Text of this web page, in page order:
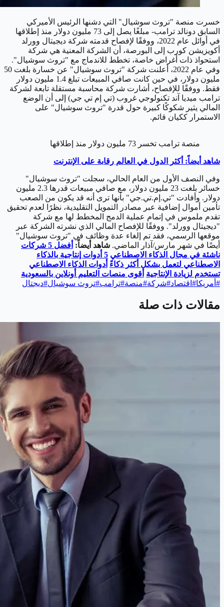
خسرت منصة "تروث سوشيال" التي دشنها الرئيس الأميركي
السابق دونالد ترامب- مبلغًا يصل إلى 73 مليون دولار منذ إطلاقها
في أوائل عام 2022، ووفقًا لإفصاح قدمته شركة ديجيتال وورلد
أكويزيشن كورب إلى البورصة، أن الشركة المعنية هي شركة
استحواذ ذات أغراض خاصة، تخطط للاندماج مع "تروث سوشيال".
وفي عام 2022، أعلنت شركة "تروث سوشيال" عن خسارة بلغت 50
مليون دولار، في حين كانت صافي المبيعات تبلغ 1.4 مليون دولار
فقط. ووفقًا للإفصاح، أشارت شركة محاسبة مستقلة تابعة لشركة
ترامب ميديا آند تكنولوجي غروب (تي إم تي جي) إلى أن الوضع
المالي يثير شكوكًا كبيرة حول قدرة "تروث سوشيال" على
الاستمرار ككيان قائم.
منصة ترامب تخسر 73 مليون دولار منذ إطلاقها
شاهد أيضاً: أكثر الدول في العالم رقابة على الإنترنت
وفي النصف الأول من العام الحالي، سجلت "تروث سوشيال"
خسائر بلغت 23 مليون دولار، مع صافي مبيعات قدرها 2.3 مليون
دولار. وأفادت "تي.إم.تي.جي" بأنها ترى أنه قد يكون من الصعب
تأمين أموال إضافية عبر مصادر التمويل التقليدية، نظرًا لعدم تحقيق
تقدم ملموس في إتمام عملية الدمج المخطط لها مع شركة
"ديجيتال وورلد". ووفقًا للإفصاح المالي الذي نشرته الشركة عبر
موقعها الرسمي، فقد تم إلغاء عدة وظائف في "تروث سوشيال"
أيضًا في شهر مارس/آذار الماضي. شاهد أيضاً:
أفضل 5 شركات
ناشئة في مجال الذكاء الاصطناعي
5 أدوات إنتاجية بالذكاء
الاصطناعي لتعمل بشكل أكثر ذكاءً أدوات الذكاء الاصطناعي
تستخدم لزيادة الإنتاجية أقوى منصات التعليم أونلاين بالسعودية
# أمريكا# اقتصاد#شركة#منصة#ترامب#تروث سوشيال#ديجتال
مقالات ذات صلة